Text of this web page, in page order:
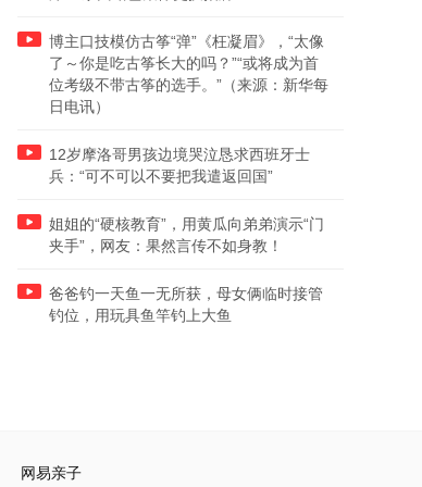
博主口技模仿古筝“弹”《枉凝眉》，“太像
了～你是吃古筝长大的吗？”“或将成为首
位考级不带古筝的选手。”（来源：新华每
日电讯）
12岁摩洛哥男孩边境哭泣恳求西班牙士
兵：“可不可以不要把我遣返回国”
姐姐的“硬核教育”，用黄瓜向弟弟演示“门
夹手”，网友：果然言传不如身教！
爸爸钓一天鱼一无所获，母女俩临时接管
钓位，用玩具鱼竿钓上大鱼
网易亲子